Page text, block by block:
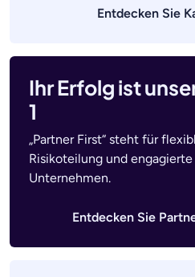
Entdecken Sie
Ihr Erfolg ist
1
„Partner First“ steht für
Risikoteilung und
Unternehmen.
Entdecken Sie